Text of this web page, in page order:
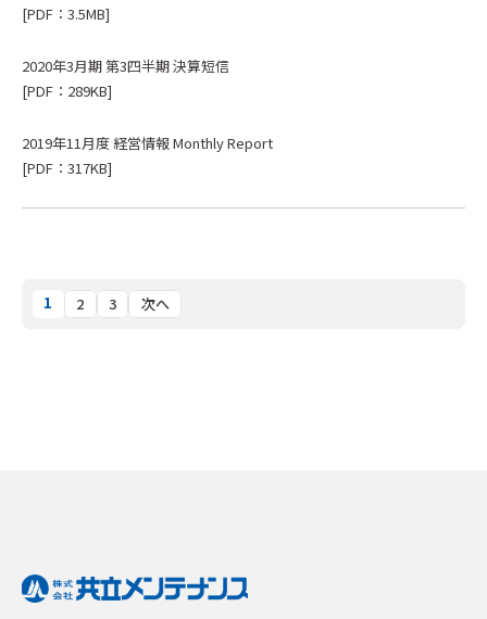
[PDF：3.5MB]
2020年3月期 第3四半期 決算短信
[PDF：289KB]
2019年11月度 経営情報 Monthly Report
[PDF：317KB]
1 2 3 次へ